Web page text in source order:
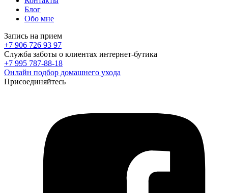
Блог
Обо мне
Запись на прием
+7 906 726 93 97
Служба заботы о клиентах интернет-бутика
+7 995 787-88-18
Онлайн подбор домашнего ухода
Присоединяйтесь